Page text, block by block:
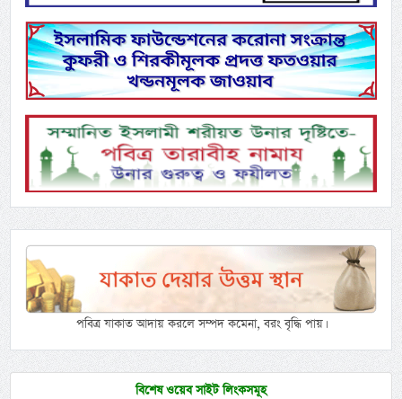
পবিত্র যাকাত আদায় করলে সম্পদ কমেনা, বরং বৃদ্ধি পায়।
বিশেষ ওয়েব সাইট লিংকসমূহ